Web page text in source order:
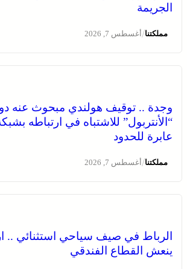
الجريمة
مملكتنا/أغسطس 7, 2026
وجدة .. توقيف هولندي مبحوث عنه
“الأنتربول” للاشتباه في ارتباطه
عابرة للحدود
مملكتنا/أغسطس 7, 2026
الرباط في صيف سياحي استثنائي ..
ينعش القطاع الفندقي